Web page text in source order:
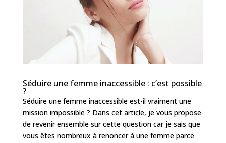
Séduire une femme inaccessible : c’est possible
?
Séduire une femme inaccessible est-il vraiment une
mission impossible ? Dans cet article, je vous propose
de revenir ensemble sur cette question car je sais que
vous êtes nombreux à renoncer à une femme parce